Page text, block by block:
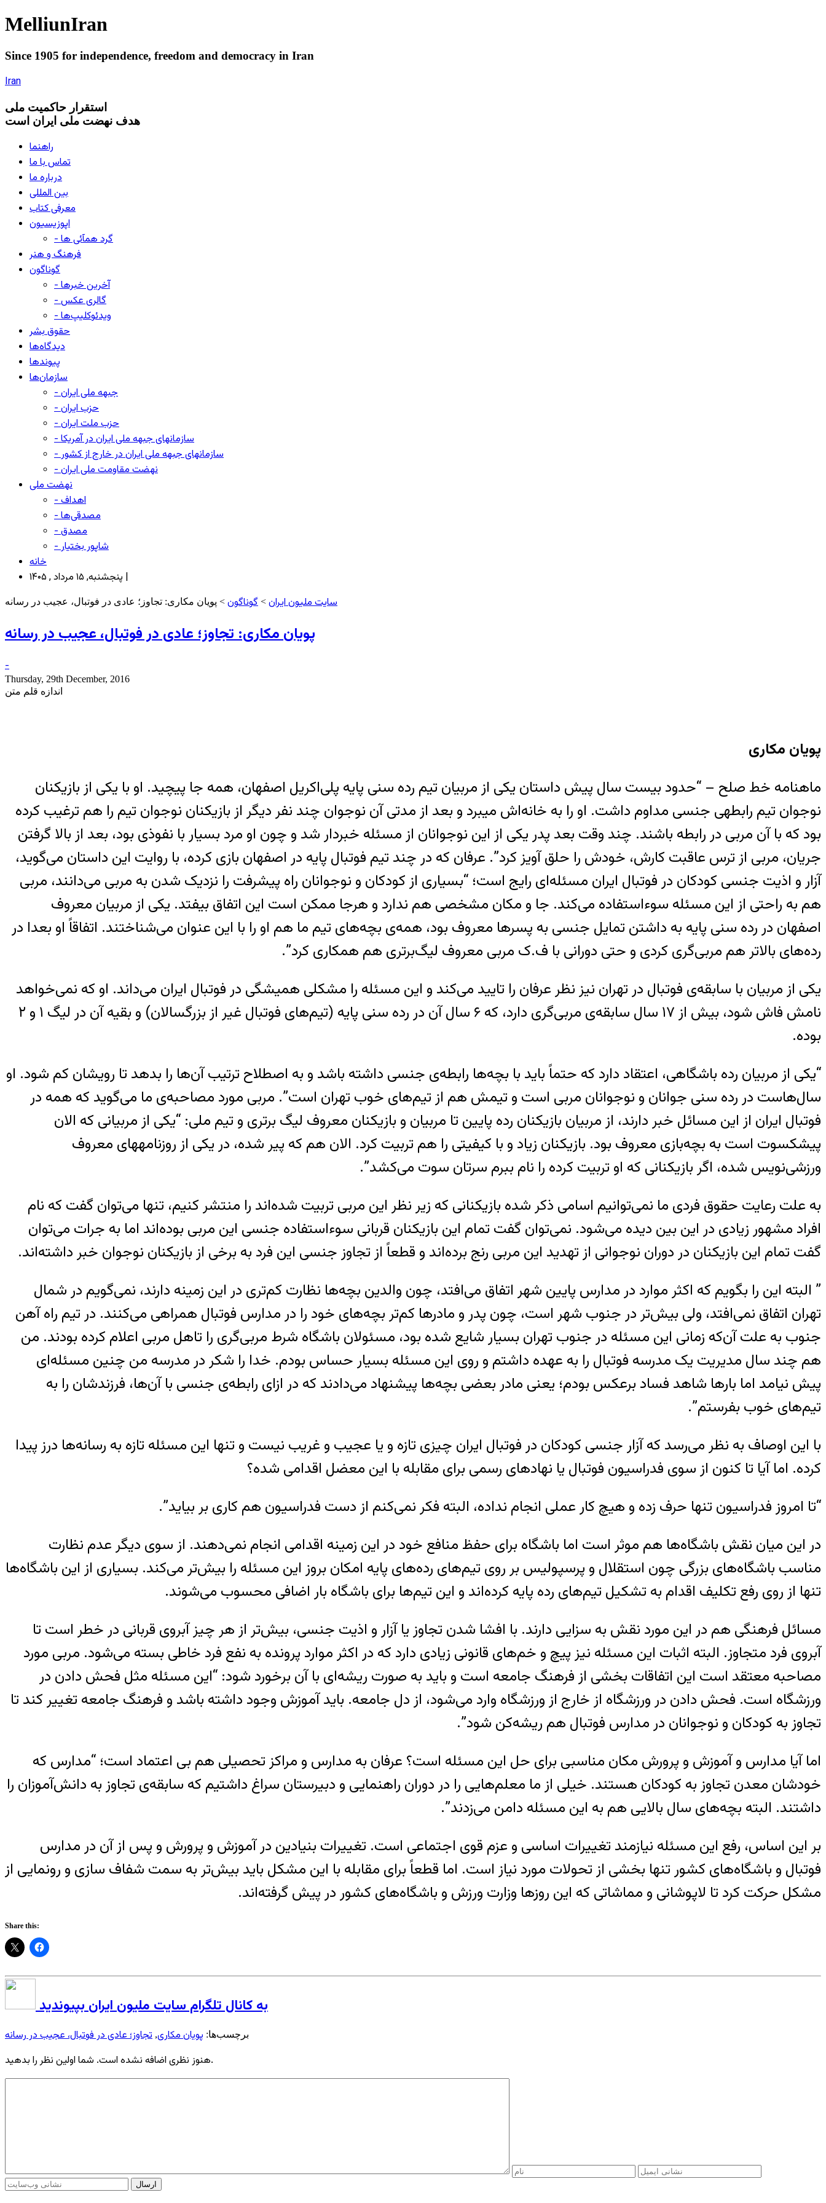
MelliunIran
Since 1905 for independence, freedom and democracy in Iran
Iran
استقرار حاکميت ملی
هدف نهضت ملی ایران است
راهنما
تماس با ما
درباره ما
بین المللی
معرفی کتاب
اپوزیسیون
- گرد همآئی ها
فرهنگ و هنر
گوناگون
- آخرین خبرها
- گالری عکس
- ویدئوکلیپ‌ها
حقوق بشر
دیدگاه‌ها
پیوندها
سازمان‌ها
- جبهه ملی ایران
- حزب ایران
- حزب ملت ایران
- سازمانهای جبهه ملی ایران در آمریکا
- سازمانهای جبهه ملی ایران در خارج از کشور
- نهضت مقاومت ملی ایران
نهضت ملی
- اهداف
- مصدقی‌ها
- مصدق
- شاپور بختیار
خانه
پنجشنبه, ۱۵ مرداد , ۱۴۰۵ |
سایت ملیون ایران > گوناگون > پویان مکاری: تجاوز؛ عادی در فوتبال، عجیب در رسانه
پویان مکاری: تجاوز؛ عادی در فوتبال، عجیب در رسانه
-
Thursday, 29th December, 2016
اندازه قلم متن
پویان مکاری
ماهنامه خط صلح – “حدود بیست سال پیش داستان یکی از مربیان تیم رده سنی پایه پلی‌اکریل اصفهان، همه ‌جا پیچید. او با یکی از بازیکنان
نوجوان تیم رابطه‎ی جنسی مداوم داشت. او را به خانه‌اش می‎برد و بعد از مدتی‌ آن نوجوان چند نفر دیگر از بازیکنان نوجوان تیم را هم ترغیب کرده
بود که با آن مربی در رابطه باشند. چند وقت بعد پدر یکی از این نوجوانان از مسئله خبردار شد و چون او مرد بسیار با نفوذی بود، بعد از بالا گرفتن
جریان، مربی از ترس عاقبت کارش، خودش را حلق آویز کرد”. عرفان که در چند تیم فوتبال پایه در اصفهان بازی کرده، با روایت این داستان می‌گوید،
آزار و اذیت جنسی کودکان در فوتبال ایران مسئله‌ای رایج است؛ “بسیاری از کودکان و نوجوانان راه پیشرفت را نزدیک شدن به مربی می‌دانند، مربی
هم به راحتی از این مسئله سوءاستفاده می‌کند. جا و مکان مشخصی هم ندارد و هرجا ممکن است این اتفاق بیفتد. یکی از مربیان معروف
اصفهان در رده سنی پایه به داشتن تمایل جنسی به پسرها معروف بود، همه‌ی بچه‌های تیم ما هم او را با این عنوان می‌شناختند. اتفاقاً او بعدا در
رده‌های بالاتر هم مربی‌گری کردی و حتی دورانی با ف.ک مربی معروف لیگ‌برتری هم همکاری کرد”.
یکی از مربیان با سابقه‌ی فوتبال در تهران نیز نظر عرفان را تایید می‌کند و این مسئله را مشکلی همیشگی در فوتبال ایران می‌داند. او که نمی‌خواهد
نامش فاش شود، بیش از ۱۷ سال سابقه‌ی مربی‌گری دارد، که ۶ سال آن در رده سنی پایه (تیم‌های فوتبال غیر از بزرگسالان) و بقیه‌ آن در لیگ ۱ و ۲
بوده.
“یکی از مربیان رده باشگاهی، اعتقاد دارد که حتماً باید با بچه‌ها رابطه‌ی جنسی داشته باشد و به اصطلاح ترتیب آن‌ها را بدهد تا رویشان کم شود. او
سال‌هاست در رده سنی جوانان و نوجوانان مربی است و تیمش هم از تیم‌های خوب تهران است”. مربی مورد مصاحبه‌ی ما می‌گوید که همه در
فوتبال ایران از این مسائل خبر دارند، از مربیان بازیکنان رده پایین تا مربیان و بازیکنان معروف لیگ برتری و تیم ملی: “یکی از مربیانی که الان
پیشکسوت است به بچه‌بازی معروف بود. بازیکنان زیاد و با کیفیتی را هم تربیت کرد. الان هم که پیر شده، در یکی از روزنامه‎های معروف
ورزشی‌نویس شده، اگر بازیکنانی که او تربیت کرده را نام ببرم سرتان سوت می‌کشد”.
به علت رعایت حقوق فردی ما نمی‌توانیم اسامی ذکر شده بازیکنانی که زیر نظر این مربی تربیت شده‌اند را منتشر کنیم، تنها می‌توان گفت که نام
افراد مشهور زیادی در این بین دیده می‌شود. نمی‌توان گفت تمام این بازیکنان قربانی سوءاستفاده جنسی این مربی بوده‌اند اما به جرات می‌توان
گفت تمام این بازیکنان در دوران نوجوانی از تهدید این مربی رنج برده‌اند و قطعاً از تجاوز جنسی این فرد به برخی از بازیکنان نوجوان خبر داشته‌اند.
” البته این را بگویم که اکثر موارد در مدارس پایین شهر اتفاق می‌افتد، چون والدین بچه‌ها نظارت کم‌تری در این زمینه دارند، نمی‌گویم در شمال
تهران اتفاق نمی‌افتد، ولی بیش‌تر در جنوب شهر است، چون پدر و مادرها کم‌تر بچه‌های خود را در مدارس فوتبال همراهی می‌کنند. در تیم راه آهن
جنوب به علت آن‌که زمانی این مسئله در جنوب تهران بسیار شایع شده بود، مسئولان باشگاه شرط مربی‌گری را تاهل مربی اعلام کرده بودند. من
هم چند سال مدیریت یک مدرسه فوتبال را به عهده داشتم و روی این مسئله بسیار حساس بودم. خدا را شکر در مدرسه من چنین مسئله‌ای
پیش نیامد اما بارها شاهد فساد برعکس بودم؛ یعنی مادر بعضی بچه‌ها پیشنهاد می‌دادند که در ازای رابطه‌ی جنسی با آن‌ها، فرزندشان را به
تیم‌های خوب بفرستم”.
با این اوصاف به نظر می‌رسد که آزار جنسی کودکان در فوتبال ایران چیزی تازه و یا عجیب و غریب نیست و تنها این مسئله تازه به رسانه‌ها درز پیدا
کرده. اما آیا تا کنون از سوی فدراسیون فوتبال یا نهادهای رسمی برای مقابله با این معضل اقدامی شده؟
“تا امروز فدراسیون تنها حرف زده و هیچ کار عملی انجام نداده، البته فکر نمی‌کنم از دست فدراسیون هم کاری بر بیاید”.
در این میان نقش باشگاه‌ها هم موثر است اما باشگاه‌ برای حفظ منافع خود در این زمینه اقدامی انجام نمی‌دهند. از سوی دیگر عدم نظارت
مناسب باشگاه‌های بزرگی چون استقلال و پرسپولیس بر روی تیم‌های رده‌های پایه امکان بروز این مسئله را بیش‌تر می‌کند. بسیاری از این باشگاه‌ها
تنها از روی رفع تکلیف اقدام به تشکیل تیم‌های رده پایه کرده‌اند و این تیم‌ها برای باشگاه بار اضافی محسوب می‌شوند.
مسائل فرهنگی هم در این مورد نقش به سزایی دارند. با افشا شدن تجاوز یا آزار و اذیت جنسی، بیش‌تر از هر چیز آبروی قربانی در خطر است تا
آبروی فرد متجاوز. البته اثبات این مسئله نیز پیچ و خم‌های قانونی زیادی دارد که در اکثر موارد پرونده به نفع فرد خاطی بسته می‌شود. مربی مورد
مصاحبه معتقد است این اتفاقات بخشی از فرهنگ جامعه است و باید به صورت ریشه‌ای با آن برخورد شود: “این مسئله مثل فحش دادن در
ورزشگاه است. فحش دادن در ورزشگاه از خارج از ورزشگاه وارد می‌شود، از دل جامعه. باید آموزش وجود داشته باشد و فرهنگ جامعه تغییر کند تا
تجاوز به کودکان و نوجوانان در مدارس فوتبال هم ریشه‌کن شود”.
اما آیا مدارس و آموزش و پرورش مکان مناسبی برای حل این مسئله است؟ عرفان به مدارس و مراکز تحصیلی هم بی اعتماد است؛ “مدارس که
خودشان معدن تجاوز به کودکان هستند. خیلی از ما معلم‌هایی را در دوران راهنمایی و دبیرستان سراغ داشتیم که سابقه‌ی تجاوز به دانش‌آموزان را
داشتند. البته بچه‌های سال بالایی هم به این مسئله دامن می‌زدند”.
بر این اساس، رفع این مسئله نیازمند تغییرات اساسی و عزم قوی اجتماعی است. تغییرات بنیادین در آموزش و پرورش و پس از آن در مدارس
فوتبال و باشگاه‌های کشور تنها بخشی از تحولات مورد نیاز است. اما قطعاً برای مقابله با این مشکل باید بیش‌تر به سمت شفاف ‎سازی و رونمایی از
مشکل حرکت کرد تا لاپوشانی و مماشاتی که این روزها وزارت ورزش و باشگاه‌های کشور در پیش گرفته‌اند.
Share this:
به کانال تلگرام سایت ملیون ایران بپیوندید
برچسب‌ها: پویان مکاری, تجاوز؛ عادی در فوتبال، عجیب در رسانه
هنوز نظری اضافه نشده است. شما اولین نظر را بدهید.